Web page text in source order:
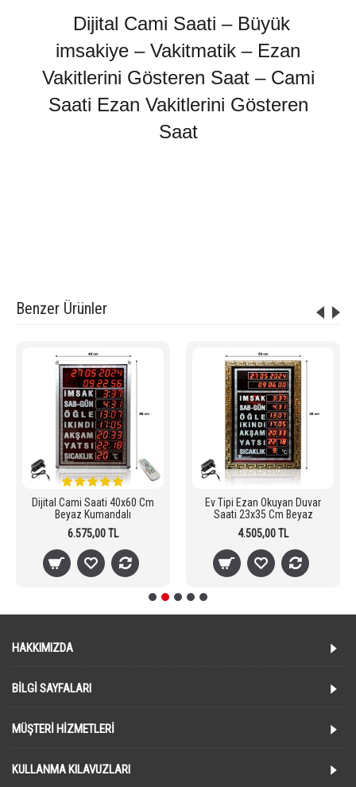
Dijital Cami Saati – Büyük
imsakiye – Vakitmatik – Ezan
Vakitlerini Gösteren Saat – Cami
Saati Ezan Vakitlerini Gösteren
Saat
Benzer Ürünler
Dijital Cami Saati 40x60 Cm
Beyaz Kumandalı
6.575,00 TL
Ev Tipi Ezan Okuyan Duvar
Saati 23x35 Cm Beyaz
4.505,00 TL
HAKKIMIZDA
BILGI SAYFALARI
MÜŞTERI HIZMETLERI
KULLANMA KILAVUZLARI